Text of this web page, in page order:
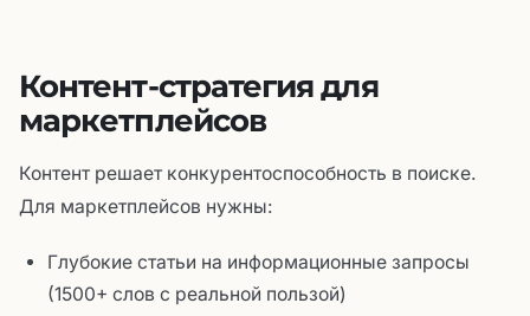
Контент-стратегия для
маркетплейсов
Контент решает конкурентоспособность в поиске.
Для маркетплейсов нужны:
Глубокие статьи на информационные запросы
(1500+ слов с реальной пользой)